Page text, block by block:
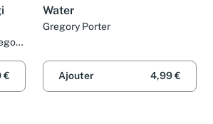
€
Water
Gregory Porter
Ajouter 4,99 €